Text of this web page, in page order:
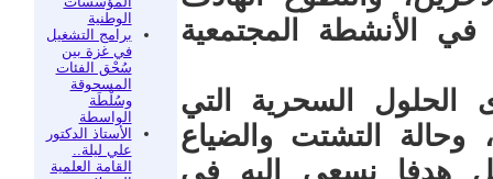
الوطنية
برامج التشغيل
في غزة بين
سُحْق الفئات
المسحوقة
وسُلْطَة
الواسطة
الأستاذ الدكتور
علي ليلة..
القامة العلمية
في الأنشطة المجتمعية
الحلول السحرية التي
وحالة التشتت والضياع
هدفا نسعى اليه في